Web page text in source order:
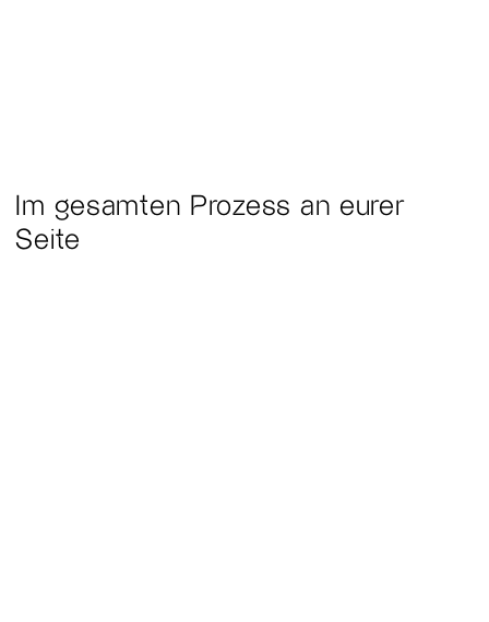
Im gesamten Prozess an eurer
Seite